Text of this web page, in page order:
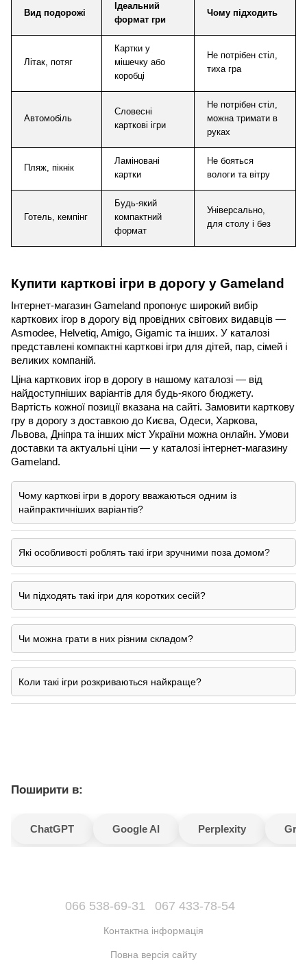
Вид подорожі
Ідеальний
формат гри
Чому підходить
Літак, потяг
Картки у
мішечку або
коробці
Не потрібен стіл,
тиха гра
Автомобіль
Словесні
карткові ігри
Не потрібен стіл,
можна тримати в
руках
Пляж, пікнік
Ламіновані
картки
Не бояться
вологи та вітру
Готель, кемпінг
Будь-який
компактний
формат
Універсально,
для столу і без
Купити карткові ігри в дорогу у Gameland
Інтернет-магазин Gameland пропонує широкий вибір
карткових ігор в дорогу від провідних світових видавців —
Asmodee, Helvetiq, Amigo, Gigamic та інших. У каталозі
представлені компактні карткові ігри для дітей, пар, сімей і
великих компаній.
Ціна карткових ігор в дорогу в нашому каталозі — від
найдоступніших варіантів для будь-якого бюджету.
Вартість кожної позиції вказана на сайті. Замовити карткову
гру в дорогу з доставкою до Києва, Одеси, Харкова,
Львова, Дніпра та інших міст України можна онлайн. Умови
доставки та актуальні ціни — у каталозі інтернет-магазину
Gameland.
Чому карткові ігри в дорогу вважаються одним із
найпрактичніших варіантів?
Які особливості роблять такі ігри зручними поза домом?
Чи підходять такі ігри для коротких сесій?
Чи можна грати в них різним складом?
Коли такі ігри розкриваються найкраще?
Поширити в:
ChatGPT Google AI Perplexity
066 538-69-31 067 433-78-54
Контактна інформація
Повна версія сайту